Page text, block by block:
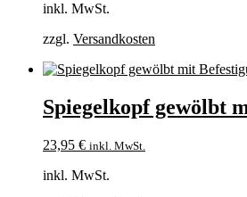
inkl. MwSt.
zzgl. Versandkosten
Spiegelkopf gewölbt
23,95 € inkl. MwSt.
inkl. MwSt.